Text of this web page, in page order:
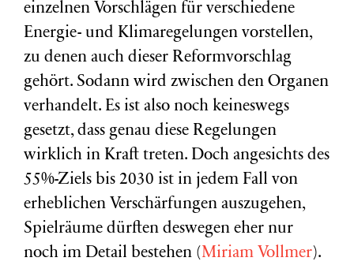
einzelnen Vorschlägen für verschiedene
Energie- und Klimaregelungen vorstellen,
zu denen auch dieser Reformvorschlag
gehört. Sodann wird zwischen den Organen
verhandelt. Es ist also noch keineswegs
gesetzt, dass genau diese Regelungen
wirklich in Kraft treten. Doch angesichts des
55%-Ziels bis 2030 ist in jedem Fall von
erheblichen Verschärfungen auszugehen,
Spielräume dürften deswegen eher nur
noch im Detail bestehen (Miriam Vollmer).